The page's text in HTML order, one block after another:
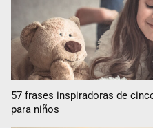
57 frases inspiradoras de
para niños